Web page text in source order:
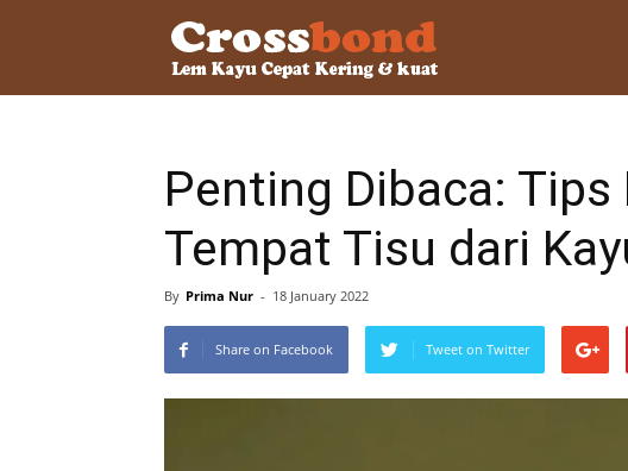
Lem
Kayu,
Penting Dibaca:
Tempat Tisu dari
By Prima Nur - 18 January 2022
Share on Facebook Tweet on Twitter